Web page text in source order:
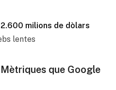
milions de dòlars
lentes
que Google